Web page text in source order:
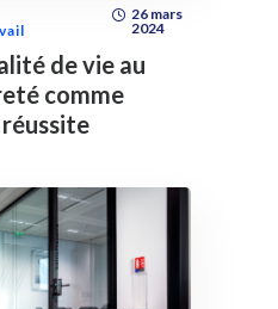
26 mars
2024
de vie au
comme